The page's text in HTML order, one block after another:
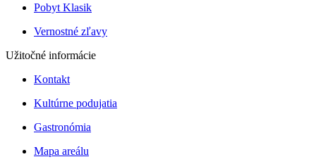
Pobyt Klasik
Vernostné zľavy
Užitočné informácie
Kontakt
Kultúrne podujatia
Gastronómia
Mapa areálu